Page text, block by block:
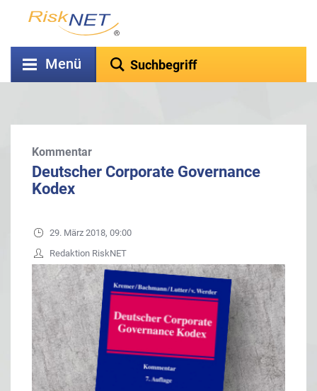
Menü
Kommentar
Deutscher Corporate Governance
Kodex
29. März 2018, 09:00
Redaktion RiskNET